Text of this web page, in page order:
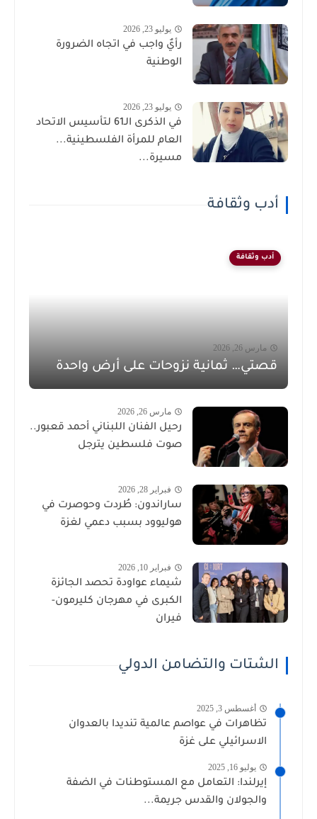
يوليو 23, 2026
رأيٌ واجب في اتجاه الضرورة
الوطنية
يوليو 23, 2026
في الذكرى الـ61 لتأسيس الاتحاد
العام للمرأة الفلسطينية...
مسيرة...
أدب وثقافة
أدب وثقافة
مارس 26, 2026
قصتي… ثمانية نزوحات على أرض واحدة
مارس 26, 2026
رحيل الفنان اللبناني أحمد قعبور..
صوت فلسطين يترجل
فبراير 28, 2026
ساراندون: طُردت وحوصرت في
هوليوود بسبب دعمي لغزة
فبراير 10, 2026
شيماء عواودة تحصد الجائزة
الكبرى في مهرجان كليرمون-
فيران
الشتات والتضامن الدولي
أغسطس 3, 2025
تظاهرات في عواصم عالمية تنديدا بالعدوان
الاسرائيلي على غزة
يوليو 16, 2025
إيرلندا: التعامل مع المستوطنات في الضفة
والجولان والقدس جريمة...